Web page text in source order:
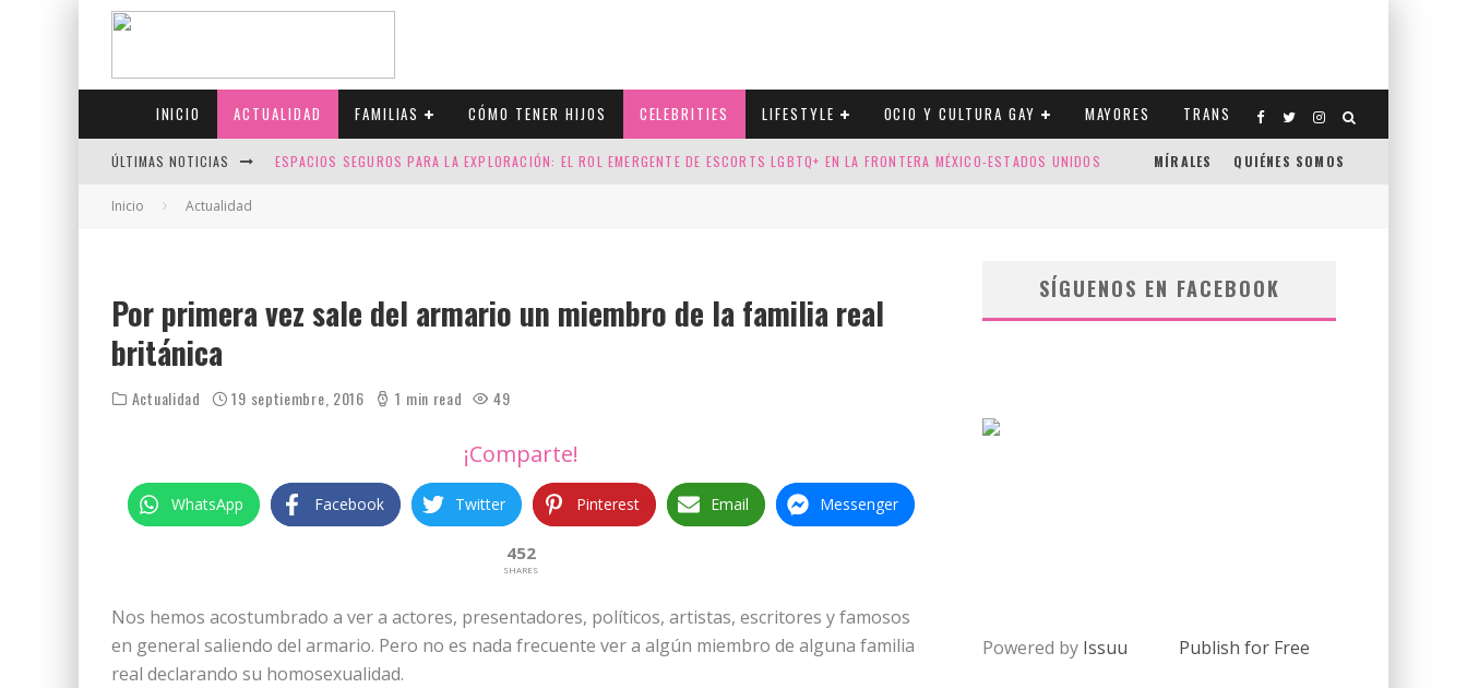
INICIO ACTUALIDAD FAMILIAS CÓMO TENER HIJOS CELEBRITIES LIFESTYLE OCIO Y CULTURA GAY MAYORES TRANS
ÚLTIMAS NOTICIAS ESPACIOS SEGUROS PARA LA EXPLORACIÓN: EL ROL EMERGENTE DE ESCORTS LGBTQ+ EN LA FRONTERA MÉXICO-ESTADOS UNIDOS MÍRALES QUIÉNES SOMOS
Inicio Actualidad
Por primera vez sale del armario un miembro de la familia real
británica
Actualidad 19 septiembre, 2016 1 min read 49
¡Comparte!
WhatsApp Facebook Twitter Pinterest Email Messenger
452
SHARES
Nos hemos acostumbrado a ver a actores, presentadores, políticos, artistas, escritores y famosos
en general saliendo del armario. Pero no es nada frecuente ver a algún miembro de alguna familia
real declarando su homosexualidad.
SÍGUENOS EN FACEBOOK
Powered by Issuu Publish for Free